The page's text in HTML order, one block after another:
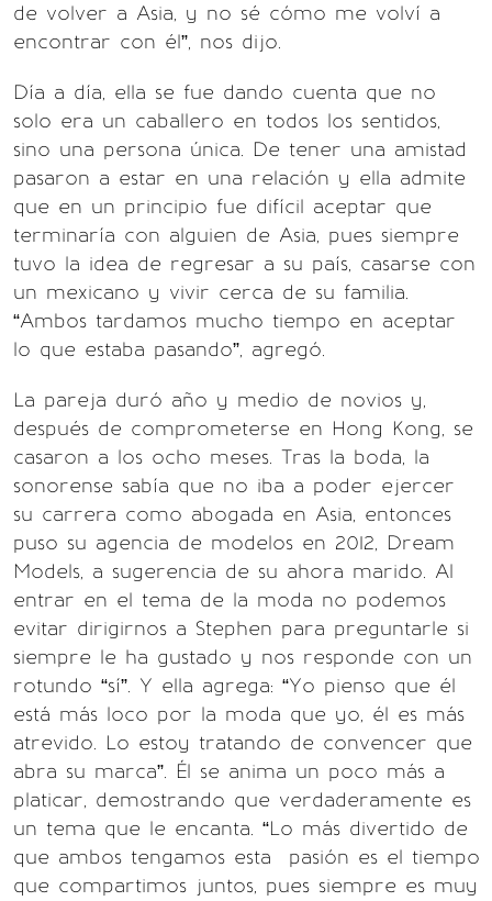
de volver a Asia, y no sé cómo me volví a
encontrar con él”, nos dijo.
Día a día, ella se fue dando cuenta que no
solo era un caballero en todos los sentidos,
sino una persona única. De tener una amistad
pasaron a estar en una relación y ella admite
que en un principio fue difícil aceptar que
terminaría con alguien de Asia, pues siempre
tuvo la idea de regresar a su país, casarse con
un mexicano y vivir cerca de su familia.
“Ambos tardamos mucho tiempo en aceptar
lo que estaba pasando”, agregó.
La pareja duró año y medio de novios y,
después de comprometerse en Hong Kong, se
casaron a los ocho meses. Tras la boda, la
sonorense sabía que no iba a poder ejercer
su carrera como abogada en Asia, entonces
puso su agencia de modelos en 2012, Dream
Models, a sugerencia de su ahora marido. Al
entrar en el tema de la moda no podemos
evitar dirigirnos a Stephen para preguntarle si
siempre le ha gustado y nos responde con un
rotundo “sí”. Y ella agrega: “Yo pienso que él
está más loco por la moda que yo, él es más
atrevido. Lo estoy tratando de convencer que
abra su marca”. Él se anima un poco más a
platicar, demostrando que verdaderamente es
un tema que le encanta. “Lo más divertido de
que ambos tengamos esta pasión es el tiempo
que compartimos juntos, pues siempre es muy